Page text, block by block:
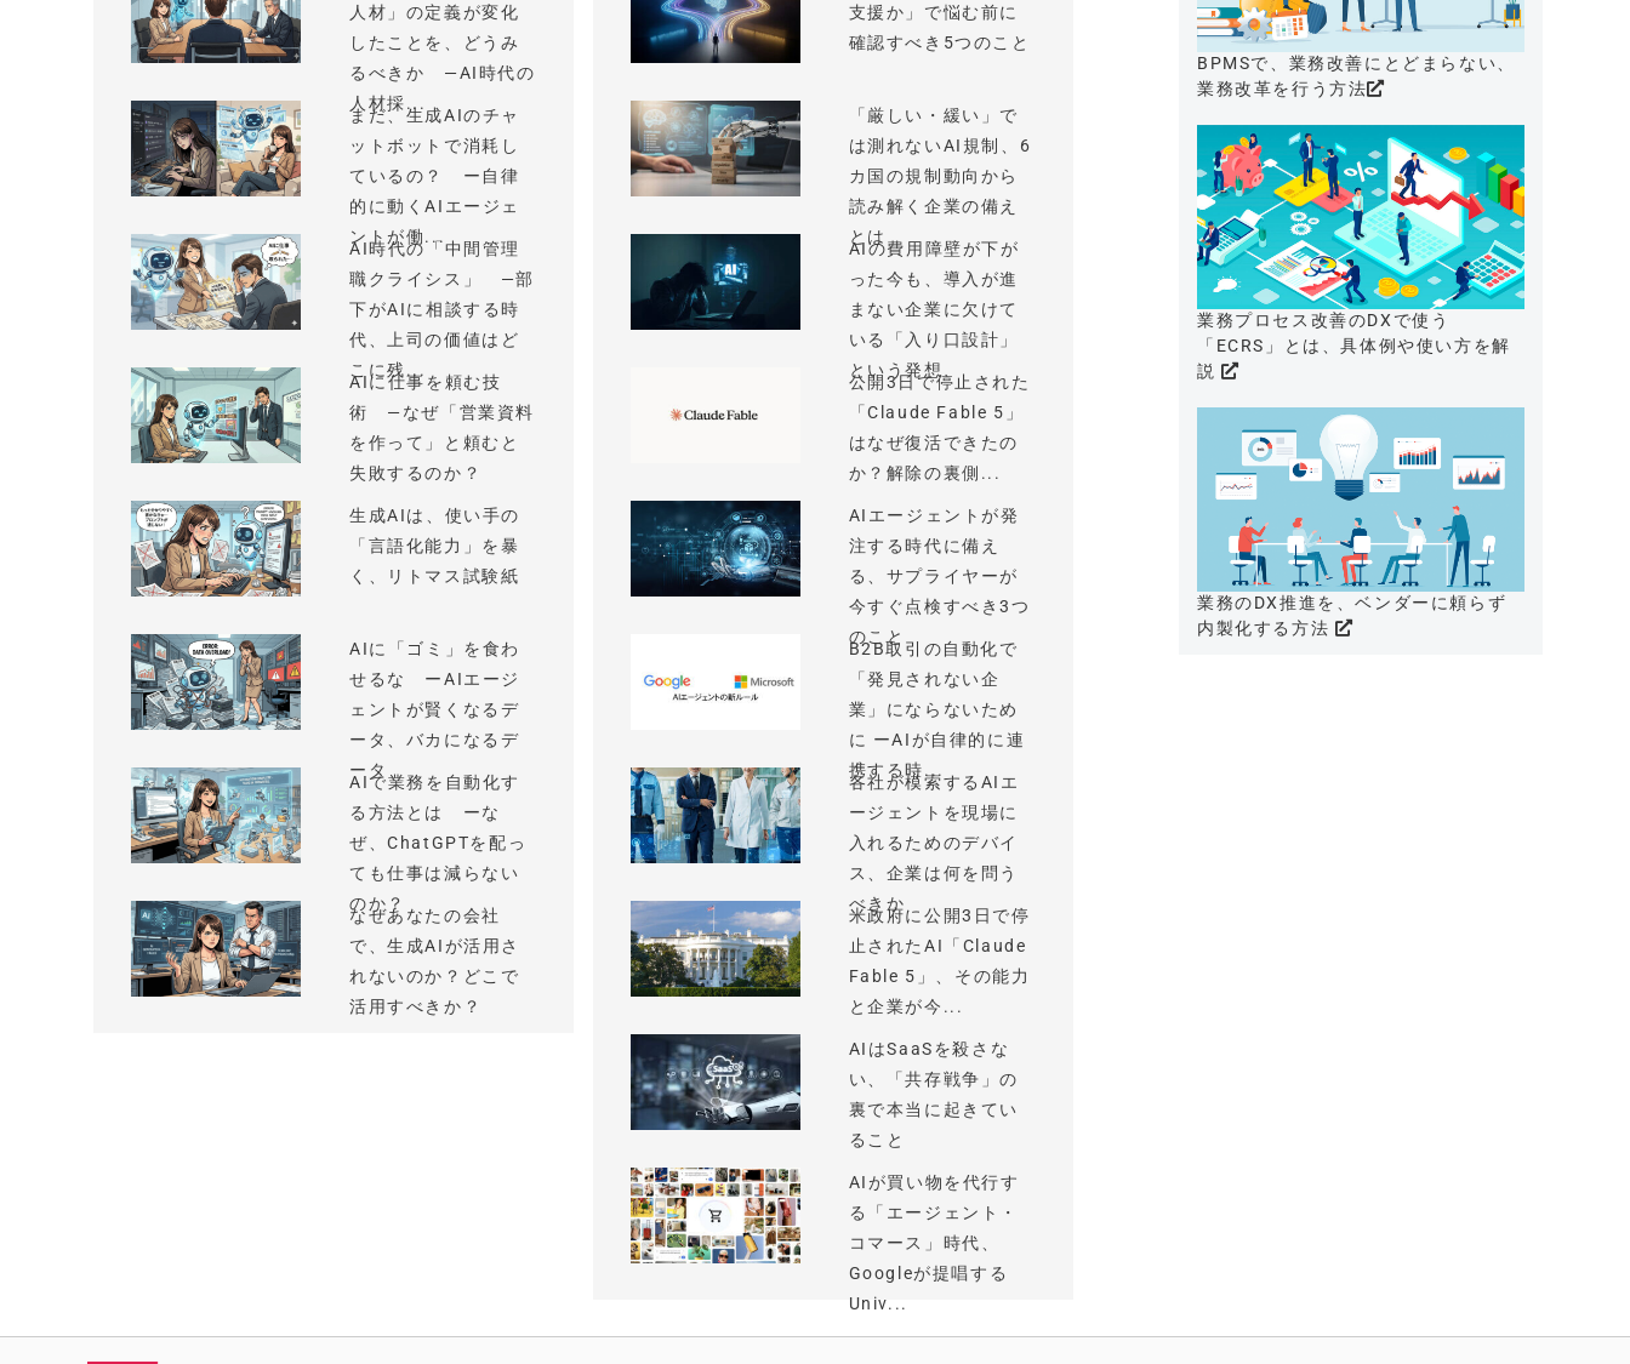
人材」の定義が変化
したことを、どうみ
るべきか —AI時代の
人材採...
まだ、生成AIのチャ
ットボットで消耗し
ているの？ ー自律
的に動くAIエージェ
ントが働...
AI時代の「中間管理
職クライシス」 —部
下がAIに相談する時
代、上司の価値はど
こに残...
AIに仕事を頼む技
術 —なぜ「営業資料
を作って」と頼むと
失敗するのか？
生成AIは、使い手の
「言語化能力」を暴
く、リトマス試験紙
AIに「ゴミ」を食わ
せるな ーAIエージ
ェントが賢くなるデ
ータ、バカになるデ
ータ
AIで業務を自動化す
る方法とは ーな
ぜ、ChatGPTを配っ
ても仕事は減らない
のか？
なぜあなたの会社
で、生成AIが活用さ
れないのか？どこで
活用すべきか？
支援か」で悩む前に
確認すべき5つのこと
「厳しい・緩い」で
は測れないAI規制、6
カ国の規制動向から
読み解く企業の備え
とは
AIの費用障壁が下が
った今も、導入が進
まない企業に欠けて
いる「入り口設計」
という発想
公開3日で停止された
「Claude Fable 5」
はなぜ復活できたの
か？解除の裏側...
AIエージェントが発
注する時代に備え
る、サプライヤーが
今すぐ点検すべき3つ
のこと
B2B取引の自動化で
「発見されない企
業」にならないため
に ーAIが自律的に連
携する時...
各社が模索するAIエ
ージェントを現場に
入れるためのデバイ
ス、企業は何を問う
べきか
米政府に公開3日で停
止されたAI「Claude
Fable 5」、その能力
と企業が今...
AIはSaaSを殺さな
い、「共存戦争」の
裏で本当に起きてい
ること
AIが買い物を代行す
る「エージェント・
コマース」時代、
Googleが提唱する
Univ...
BPMSで、業務改善にとどまらない、
業務改革を行う方法
業務プロセス改善のDXで使う
「ECRS」とは、具体例や使い方を解
説
業務のDX推進を、ベンダーに頼らず
内製化する方法